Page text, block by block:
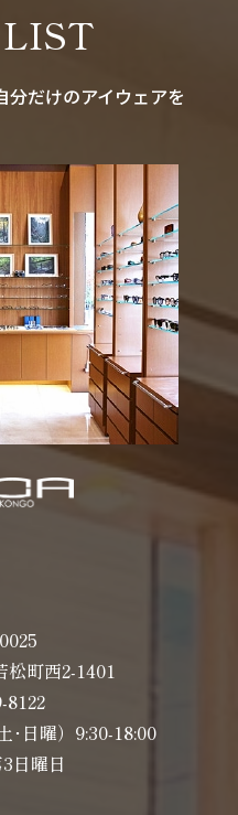
LIST
だけのアイウェアを
松町西2-1401
8122
･日曜）9:30-18:00
日曜日